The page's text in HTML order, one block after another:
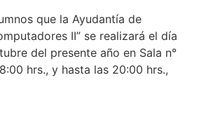
que la Ayudantía de
II” se realizará el día
del presente año en Sala n°
hrs., y hasta las 20:00 hrs.,